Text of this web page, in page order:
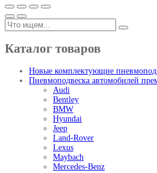
Каталог товаров
Новые комплектующие
Пневмоподвеска автомобилей
Audi
Bentley
BMW
Hyundai
Jeep
Land-Rover
Lexus
Maybach
Mercedes-Benz